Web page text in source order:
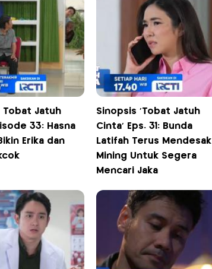
Tobat Jatuh
33: Hasna
Erika dan
Sinopsis 'Tobat Jatuh
Cinta' Eps. 31: Bunda
Latifah Terus Mendesak
Mining Untuk Segera
Mencari Jaka